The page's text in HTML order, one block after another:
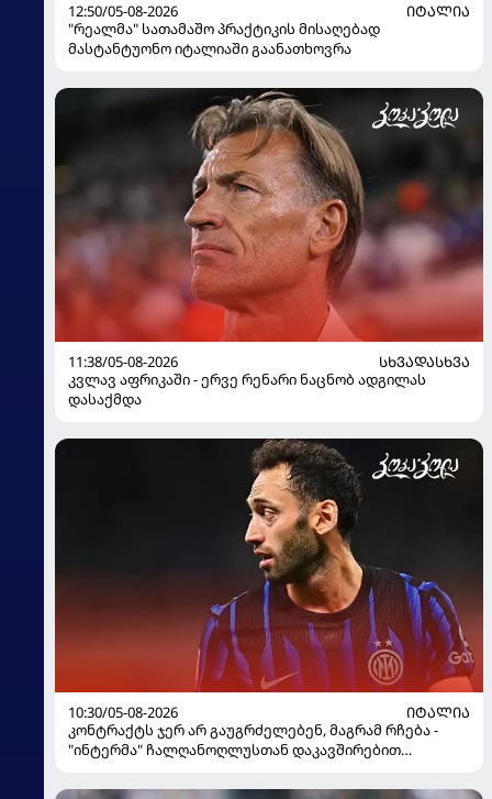
12:50/05-08-2026
ᲘᲢᲐᲚᲘᲐ
"რეალმა" სათამაშო პრაქტიკის მისაღებად
მასტანტუონო იტალიაში გაანათხოვრა
11:38/05-08-2026
ᲡᲮᲕᲐᲓᲐᲡᲮᲕᲐ
კვლავ აფრიკაში - ერვე რენარი ნაცნობ ადგილას
დასაქმდა
10:30/05-08-2026
ᲘᲢᲐᲚᲘᲐ
კონტრაქტს ჯერ არ გაუგრძელებენ, მაგრამ რჩება -
"ინტერმა" ჩალღანოღლუსთან დაკავშირებით